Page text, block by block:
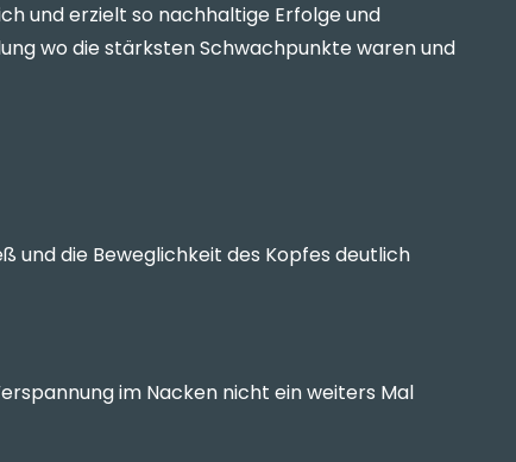
und erzielt so nachhaltige Erfolge und
wo die stärksten Schwachpunkte waren und
und die Beweglichkeit des Kopfes deutlich
im Nacken nicht ein weiters Mal